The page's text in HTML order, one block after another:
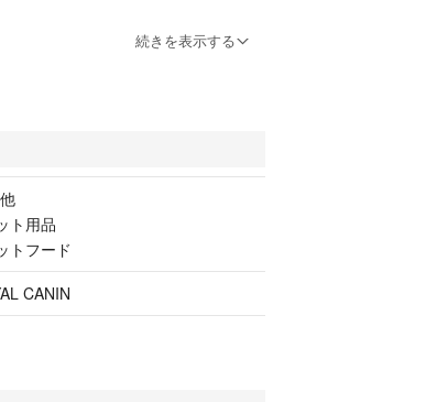
米、小麦、動物性脂肪、とうもろこ
分解タンパク（鶏、七面鳥）、植物性
ン、酵母および酵母エキス、ビートパル
）、サイリウム、加水分解酵母（マン
ルド抽出物（ルテイン源）、アミノ酸
ウム、ミネラル類（K、Ca、Cl、P、Z
タミン類（A、コリン、D3、E、C、ナ
続きを表示する
ト用品
トフード
CANIN